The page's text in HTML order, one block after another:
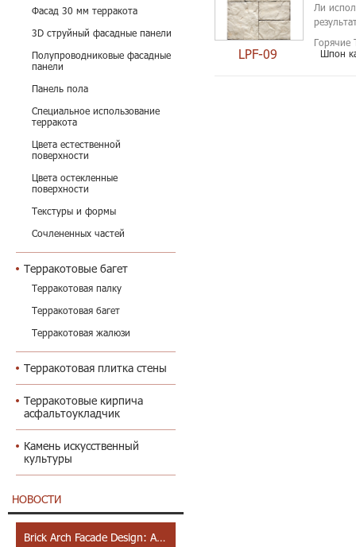
Фасад 30 мм терракота
3D струйный фасадные панели
Полупроводниковые фасадные
панели
Панель пола
Специальное использование
терракота
Цвета естественной
поверхности
Цвета остекленные
поверхности
Текстуры и формы
Сочлененных частей
Терракотовые багет
Терракотовая палку
Терракотовая багет
Терракотовая жалюзи
Терракотовая плитка стены
Терракотовые кирпича
асфальтоукладчик
Камень искусственный
культуры
НОВОСТИ
Brick Arch Facade Design: A Closer Look at Yiwu Place
LPF-09
Ли
Горячие
Шпон